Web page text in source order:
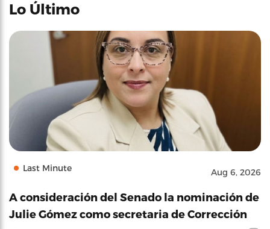
Lo Último
Last Minute Aug 6, 2026
A consideración del Senado la nominación de
Julie Gómez como secretaria de Corrección